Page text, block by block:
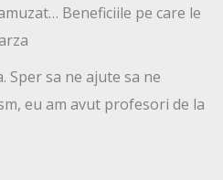
Beneficiile pe care le
Sper sa ne ajute sa ne
eu am avut profesori de la